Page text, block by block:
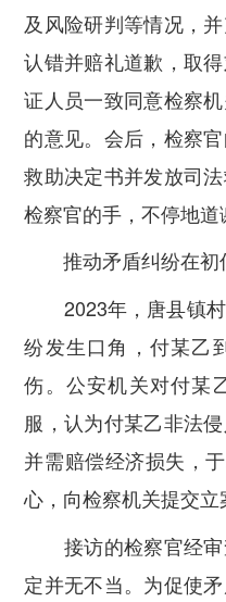
及风险研判等情况，
认错并赔礼道歉，取
证人员一致同意检察
的意见。会后，检察
救助决定书并发放司
检察官的手，不停地道
推动矛盾纠纷在
2023年，唐县镇
纷发生口角，付某乙
伤。公安机关对付某
服，认为付某乙非法
并需赔偿经济损失，
心，向检察机关提交立
接访的检察官经
定并无不当。为促使